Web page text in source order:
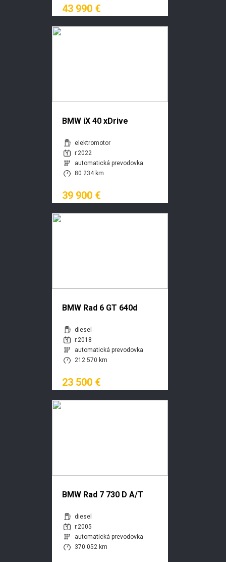
43 990 €
BMW iX 40 xDrive
elektromotor
r.2022
automatická prevodovka
80 234 km
39 900 €
BMW Rad 6 GT 640d
diesel
r.2018
automatická prevodovka
212 570 km
23 500 €
BMW Rad 7 730 D A/T
diesel
r.2005
automatická prevodovka
370 052 km